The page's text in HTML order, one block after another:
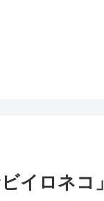
イロネコ」